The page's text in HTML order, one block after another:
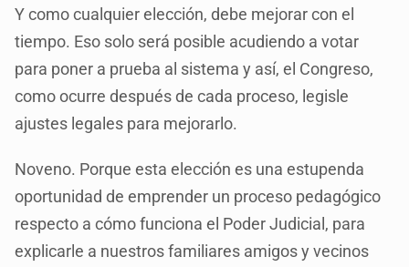
Y como cualquier elección, debe mejorar con el
tiempo. Eso solo será posible acudiendo a votar
para poner a prueba al sistema y así, el Congreso,
como ocurre después de cada proceso, legisle
ajustes legales para mejorarlo.
Noveno. Porque esta elección es una estupenda
oportunidad de emprender un proceso pedagógico
respecto a cómo funciona el Poder Judicial, para
explicarle a nuestros familiares amigos y vecinos